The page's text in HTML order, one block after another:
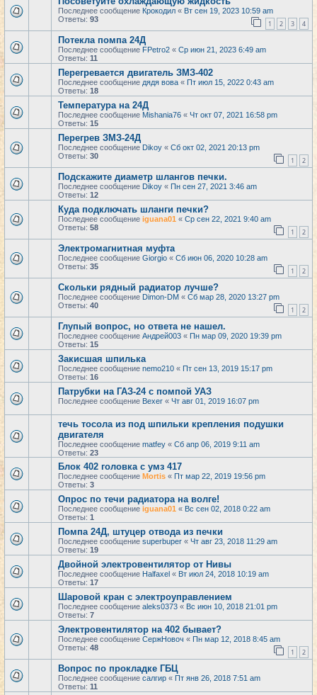
Последнее сообщение Крокодил « Вт сен 19, 2023 10:59 am
Ответы: 93 1 2 3 4
Потекла помпа 24Д
Последнее сообщение FPetro2 « Ср июн 21, 2023 6:49 am
Ответы: 11
Перегревается двигатель ЗМЗ-402
Последнее сообщение дядя вова « Пт июл 15, 2022 0:43 am
Ответы: 18
Температура на 24Д
Последнее сообщение Mishania76 « Чт окт 07, 2021 16:58 pm
Ответы: 15
Перегрев ЗМЗ-24Д
Последнее сообщение Dikoy « Сб окт 02, 2021 20:13 pm
Ответы: 30 1 2
Подскажите диаметр шлангов печки.
Последнее сообщение Dikoy « Пн сен 27, 2021 3:46 am
Ответы: 12
Куда подключать шланги печки?
Последнее сообщение iguana01 « Ср сен 22, 2021 9:40 am
Ответы: 58 1 2
Электромагнитная муфта
Последнее сообщение Giorgio « Сб июн 06, 2020 10:28 am
Ответы: 35 1 2
Скольки рядный радиатор лучше?
Последнее сообщение Dimon-DM « Сб мар 28, 2020 13:27 pm
Ответы: 40 1 2
Глупый вопрос, но ответа не нашел.
Последнее сообщение Андрей003 « Пн мар 09, 2020 19:39 pm
Ответы: 15
Закисшая шпилька
Последнее сообщение nemo210 « Пт сен 13, 2019 15:17 pm
Ответы: 16
Патрубки на ГАЗ-24 с помпой УАЗ
Последнее сообщение Bexer « Чт авг 01, 2019 16:07 pm
течь тосола из под шпильки крепления подушки
двигателя
Последнее сообщение matfey « Сб апр 06, 2019 9:11 am
Ответы: 23
Блок 402 головка с умз 417
Последнее сообщение Mortis « Пт мар 22, 2019 19:56 pm
Ответы: 3
Опрос по течи радиатора на волге!
Последнее сообщение iguana01 « Вс сен 02, 2018 0:22 am
Ответы: 1
Помпа 24Д, штуцер отвода из печки
Последнее сообщение superbuper « Чт авг 23, 2018 11:29 am
Ответы: 19
Двойной электровентилятор от Нивы
Последнее сообщение Halfaxel « Вт июл 24, 2018 10:19 am
Ответы: 17
Шаровой кран с электроуправлением
Последнее сообщение aleks0373 « Вс июн 10, 2018 21:01 pm
Ответы: 7
Электровентилятор на 402 бывает?
Последнее сообщение СержНовоч « Пн мар 12, 2018 8:45 am
Ответы: 48 1 2
Вопрос по прокладке ГБЦ
Последнее сообщение салгир « Пт янв 26, 2018 7:51 am
Ответы: 11